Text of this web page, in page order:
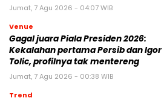
Jumat, 7 Agu 2026 - 04:07 WIB
Venue
Gagal juara Piala Presiden 2026:
Kekalahan pertama Persib dan Igor
Tolic, profilnya tak mentereng
Jumat, 7 Agu 2026 - 00:38 WIB
Trend